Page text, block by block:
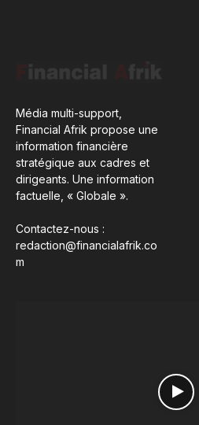
Média multi-support,
Financial Afrik propose une
information financière
stratégique aux cadres et
dirigeants. Une information
factuelle, « Globale ».
Contactez-nous :
redaction@financialafrik.co
m